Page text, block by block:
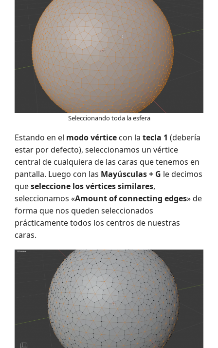
Seleccionando toda la esfera
Estando en el modo vértice con la tecla 1 (debería
estar por defecto), seleccionamos un vértice
central de cualquiera de las caras que tenemos en
pantalla. Luego con las Mayúsculas + G le decimos
queseleccione los vértices similares,
seleccionamos «Amount of connecting edges» de
forma que nos queden seleccionados
prácticamente todos los centros de nuestras
caras.